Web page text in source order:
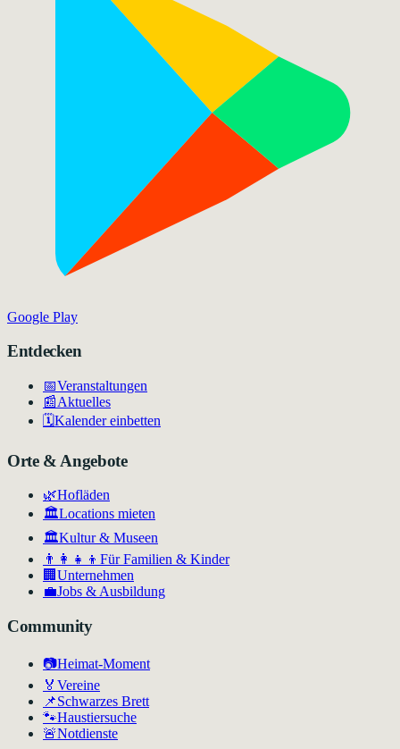
Google Play
Entdecken
📅Veranstaltungen
📰Aktuelles
🗓️Kalender einbetten
Orte & Angebote
🌿Hofläden
🏛️Locations mieten
🏛Kultur & Museen
👨‍👩‍👧‍👦 Für Familien & Kinder
🏢 Unternehmen
💼Jobs & Ausbildung
Community
📷Heimat-Moment
🏅 Vereine
📌Schwarzes Brett
🐾Haustiersuche
🚨Notdienste